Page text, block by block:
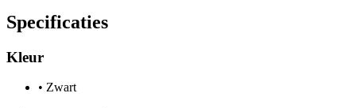
Specificaties
Kleur
• Zwart